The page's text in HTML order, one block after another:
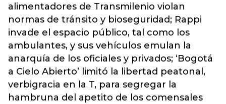
alimentadores de Transmilenio violan
normas de tránsito y bioseguridad; Rappi
invade el espacio público, tal como los
ambulantes, y sus vehículos emulan la
anarquía de los oficiales y privados; ‘Bogotá
a Cielo Abierto’ limitó la libertad peatonal,
verbigracia en la T, para segregar la
hambruna del apetito de los comensales